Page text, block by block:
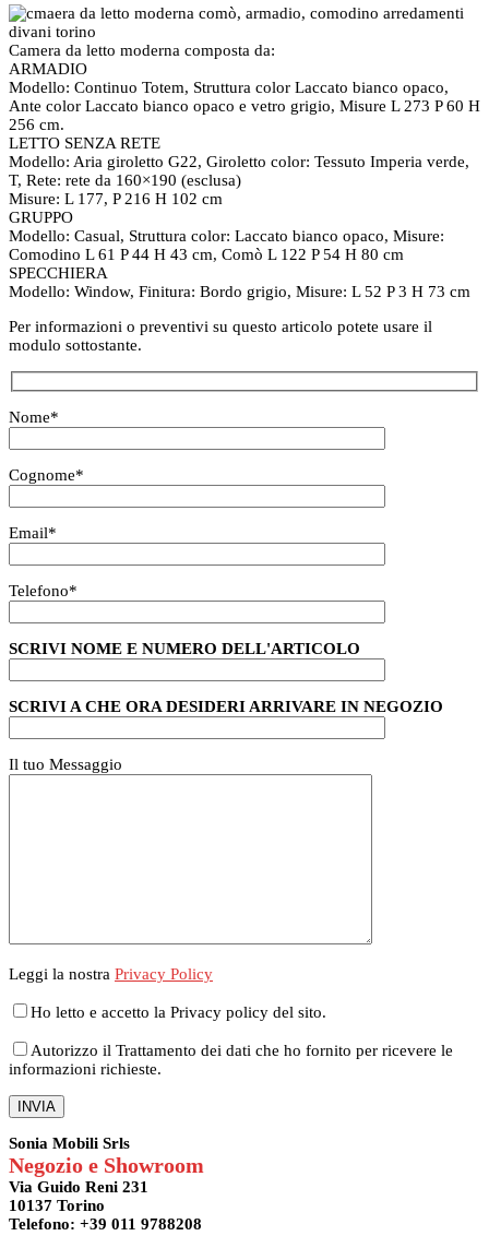
Camera da letto moderna composta da:
ARMADIO
Modello: Continuo Totem, Struttura color Laccato bianco opaco,
Ante color Laccato bianco opaco e vetro grigio, Misure L 273 P 60 H
256 cm.
LETTO SENZA RETE
Modello: Aria giroletto G22, Giroletto color: Tessuto Imperia verde,
T, Rete: rete da 160×190 (esclusa)
Misure: L 177, P 216 H 102 cm
GRUPPO
Modello: Casual, Struttura color: Laccato bianco opaco, Misure:
Comodino L 61 P 44 H 43 cm, Comò L 122 P 54 H 80 cm
SPECCHIERA
Modello: Window, Finitura: Bordo grigio, Misure: L 52 P 3 H 73 cm
Per informazioni o preventivi su questo articolo potete usare il
modulo sottostante.
Nome*
Cognome*
Email*
Telefono*
SCRIVI NOME E NUMERO DELL'ARTICOLO
SCRIVI A CHE ORA DESIDERI ARRIVARE IN NEGOZIO
Il tuo Messaggio
Leggi la nostra Privacy Policy
Ho letto e accetto la Privacy policy del sito.
Autorizzo il Trattamento dei dati che ho fornito per ricevere le
informazioni richieste.
Sonia Mobili Srls
Negozio e Showroom
Via Guido Reni 231
10137 Torino
Telefono: +39 011 9788208